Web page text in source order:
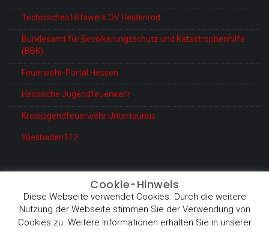
Technisches Hilfswerk OV Heidenrod
Bundesamt für Bevölkerungsschutz und Katastrophenhilfe
(BBK)
Feuerwehr-Portal Hessen
Hessische Jugendfeuerwehr
Kreisjugendfeuerwehr Untertaunus
Wiesbaden112
© Feuerwehr Heidenrod-Kemel
Proudly powered by WordPress |Theme: BetterHealth by
Cookie-Hinweis
Diese Webseite verwendet Cookies. Durch die weitere
Nutzung der Webseite stimmen Sie der Verwendung von
Cookies zu. Weitere Informationen erhalten Sie in unserer